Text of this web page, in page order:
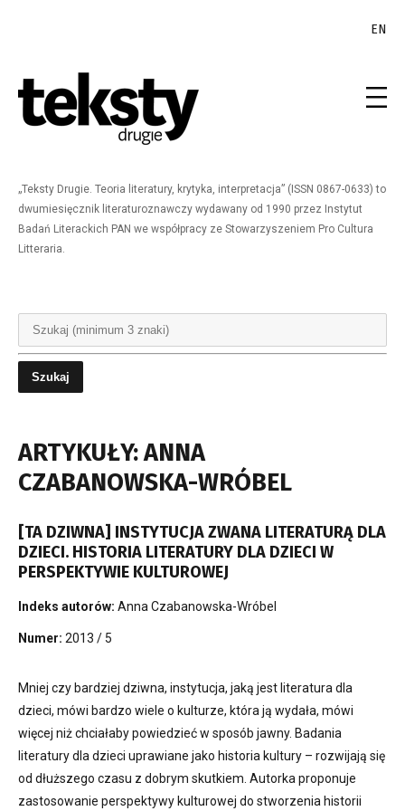
EN
„Teksty Drugie. Teoria literatury, krytyka, interpretacja” (ISSN 0867-0633) to
dwumiesięcznik literaturoznawczy wydawany od 1990 przez Instytut
Badań Literackich PAN we współpracy ze Stowarzyszeniem Pro Cultura
Litteraria.
ARTYKUŁY: ANNA
CZABANOWSKA-WRÓBEL
[TA DZIWNA] INSTYTUCJA ZWANA LITERATURĄ DLA
DZIECI. HISTORIA LITERATURY DLA DZIECI W
PERSPEKTYWIE KULTUROWEJ
Indeks autorów: Anna Czabanowska-Wróbel
Numer: 2013 / 5
Mniej czy bardziej dziwna, instytucja, jaką jest literatura dla
dzieci, mówi bardzo wiele o kulturze, która ją wydała, mówi
więcej niż chciałaby powiedzieć w sposób jawny. Badania
literatury dla dzieci uprawiane jako historia kultury – rozwijają się
od dłuższego czasu z dobrym skutkiem. Autorka proponuje
zastosowanie perspektywy kulturowej do stworzenia historii